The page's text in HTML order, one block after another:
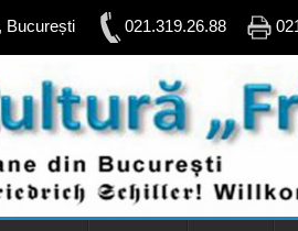
București 021.319.26.88